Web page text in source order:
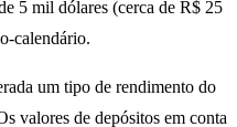
5 mil dólares (cerca de R$ 25
calendário.
um tipo de rendimento do
valores de depósitos em conta